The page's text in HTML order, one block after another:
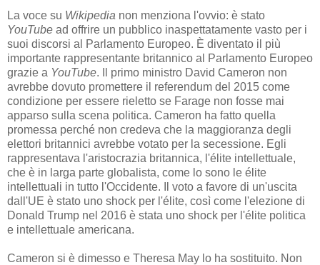
La voce su Wikipedia non menziona l'ovvio: è stato
YouTube ad offrire un pubblico inaspettatamente vasto per i
suoi discorsi al Parlamento Europeo. È diventato il più
importante rappresentante britannico al Parlamento Europeo
grazie a YouTube. Il primo ministro David Cameron non
avrebbe dovuto promettere il referendum del 2015 come
condizione per essere rieletto se Farage non fosse mai
apparso sulla scena politica. Cameron ha fatto quella
promessa perché non credeva che la maggioranza degli
elettori britannici avrebbe votato per la secessione. Egli
rappresentava l'aristocrazia britannica, l'élite intellettuale,
che è in larga parte globalista, come lo sono le élite
intellettuali in tutto l'Occidente. Il voto a favore di un'uscita
dall'UE è stato uno shock per l'élite, così come l'elezione di
Donald Trump nel 2016 è stata uno shock per l'élite politica
e intellettuale americana.
Cameron si è dimesso e Theresa May lo ha sostituito. Non